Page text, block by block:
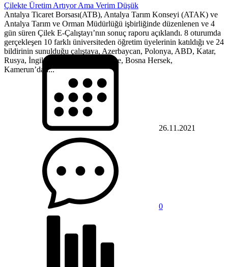
Çilekte Üretim Artıyor Ama Verim Düşük
Antalya Ticaret Borsası(ATB), Antalya Tarım Konseyi (ATAK) ve
Antalya Tarım ve Orman Müdürlüğü işbirliğinde düzenlenen ve 4
gün süren Çilek E-Çalıştayı’nın sonuç raporu açıklandı. 8 oturumda
gerçekleşen 10 farklı üniversiteden öğretim üyelerinin katıldığı ve 24
bildirinin sunulduğu çalıştaya, Azerbaycan, Polonya, ABD, Katar,
Rusya, İngiltere, İtalya, Güney Kore, Bosna Hersek,
Kamerun’dan...
26.11.2021
0